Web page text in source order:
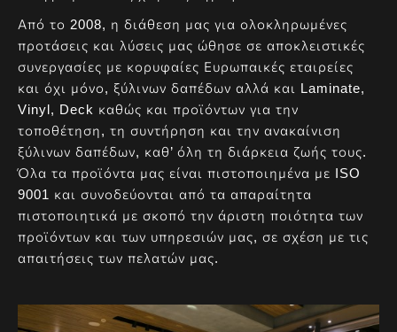
Από το 2008, η διάθεση μας για ολοκληρωμένες
προτάσεις και λύσεις μας ώθησε σε αποκλειστικές
συνεργασίες με κορυφαίες Ευρωπαικές εταιρείες
και όχι μόνο, ξύλινων δαπέδων αλλά και Laminate,
Vinyl, Deck καθώς και προϊόντων για την
τοποθέτηση, τη συντήρηση και την ανακαίνιση
ξύλινων δαπέδων, καθ’ όλη τη διάρκεια ζωής τους.
Όλα τα προϊόντα μας είναι πιστοποιημένα με ISO
9001 και συνοδεύονται από τα απαραίτητα
πιστοποιητικά με σκοπό την άριστη ποιότητα των
προϊόντων και των υπηρεσιών μας, σε σχέση με τις
απαιτήσεις των πελατών μας.